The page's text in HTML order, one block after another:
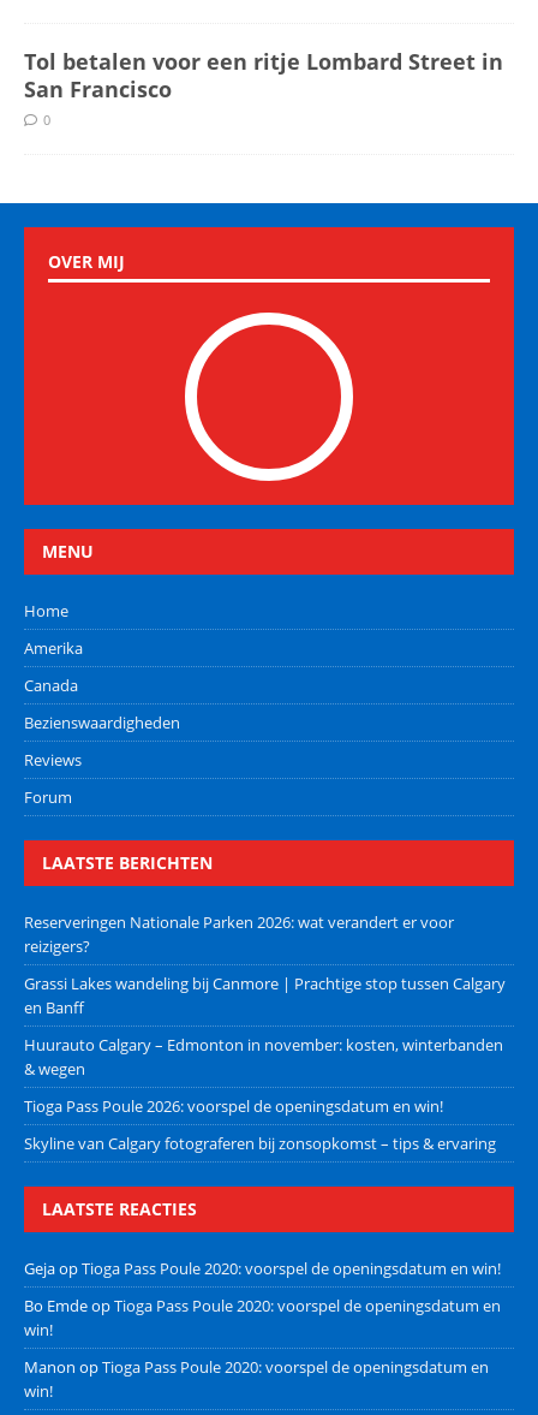
Tol betalen voor een ritje Lombard Street in
San Francisco
0
OVER MIJ
MENU
Home
Amerika
Canada
Bezienswaardigheden
Reviews
Forum
LAATSTE BERICHTEN
Reserveringen Nationale Parken 2026: wat verandert er voor
reizigers?
Grassi Lakes wandeling bij Canmore | Prachtige stop tussen Calgary
en Banff
Huurauto Calgary – Edmonton in november: kosten, winterbanden
& wegen
Tioga Pass Poule 2026: voorspel de openingsdatum en win!
Skyline van Calgary fotograferen bij zonsopkomst – tips & ervaring
LAATSTE REACTIES
GejaopTioga Pass Poule 2020: voorspel de openingsdatum en win!
Bo EmdeopTioga Pass Poule 2020: voorspel de openingsdatum en
win!
Manon opTioga Pass Poule 2020: voorspel de openingsdatum en
win!